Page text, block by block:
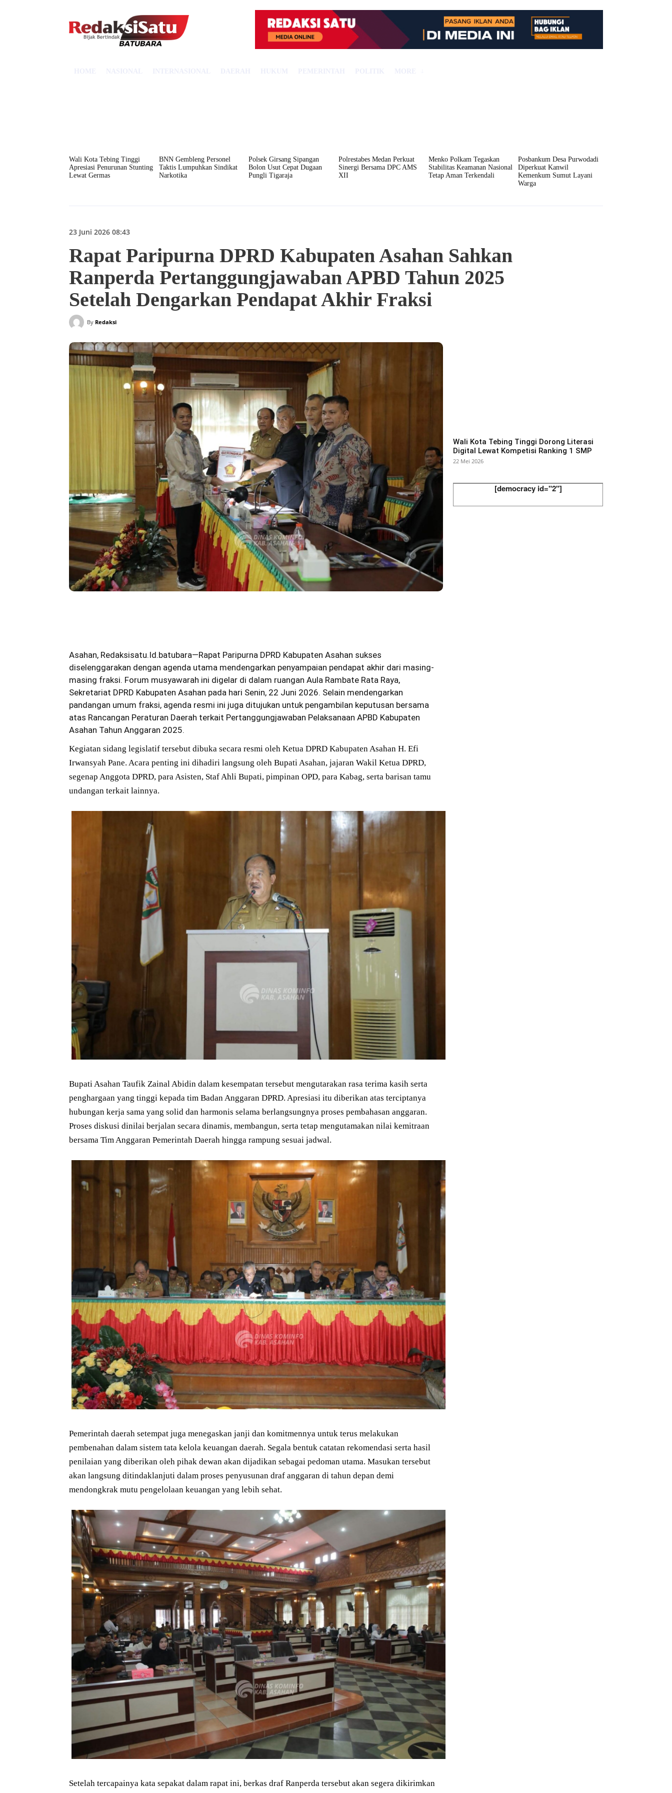
Wali Kota Tebing Tinggi
Apresiasi Penurunan Stunting
Lewat Germas
BNN Gembleng Personel
Taktis Lumpuhkan Sindikat
Narkotika
Polsek Girsang Sipangan
Bolon Usut Cepat Dugaan
Pungli Tigaraja
Polrestabes Medan Perkuat
Sinergi Bersama DPC AMS
XII
Menko Polkam Tegaskan
Stabilitas Keamanan Nasional
Tetap Aman Terkendali
Posbankum Desa Purwodadi
Diperkuat Kanwil
Kemenkum Sumut Layani
Warga
23 Juni 2026 08:43
Rapat Paripurna DPRD Kabupaten Asahan Sahkan
Ranperda Pertanggungjawaban APBD Tahun 2025
Setelah Dengarkan Pendapat Akhir Fraksi
By Redaksi
Asahan, Redaksisatu.Id.batubara—Rapat Paripurna DPRD Kabupaten Asahan sukses
diselenggarakan dengan agenda utama mendengarkan penyampaian pendapat akhir dari masing-
masing fraksi. Forum musyawarah ini digelar di dalam ruangan Aula Rambate Rata Raya,
Sekretariat DPRD Kabupaten Asahan pada hari Senin, 22 Juni 2026. Selain mendengarkan
pandangan umum fraksi, agenda resmi ini juga ditujukan untuk pengambilan keputusan bersama
atas Rancangan Peraturan Daerah terkait Pertanggungjawaban Pelaksanaan APBD Kabupaten
Asahan Tahun Anggaran 2025.
Kegiatan sidang legislatif tersebut dibuka secara resmi oleh Ketua DPRD Kabupaten Asahan H. Efi
Irwansyah Pane. Acara penting ini dihadiri langsung oleh Bupati Asahan, jajaran Wakil Ketua DPRD,
segenap Anggota DPRD, para Asisten, Staf Ahli Bupati, pimpinan OPD, para Kabag, serta barisan tamu
undangan terkait lainnya.
Bupati Asahan Taufik Zainal Abidin dalam kesempatan tersebut mengutarakan rasa terima kasih serta
penghargaan yang tinggi kepada tim Badan Anggaran DPRD. Apresiasi itu diberikan atas terciptanya
hubungan kerja sama yang solid dan harmonis selama berlangsungnya proses pembahasan anggaran.
Proses diskusi dinilai berjalan secara dinamis, membangun, serta tetap mengutamakan nilai kemitraan
bersama Tim Anggaran Pemerintah Daerah hingga rampung sesuai jadwal.
Pemerintah daerah setempat juga menegaskan janji dan komitmennya untuk terus melakukan
pembenahan dalam sistem tata kelola keuangan daerah. Segala bentuk catatan rekomendasi serta hasil
penilaian yang diberikan oleh pihak dewan akan dijadikan sebagai pedoman utama. Masukan tersebut
akan langsung ditindaklanjuti dalam proses penyusunan draf anggaran di tahun depan demi
mendongkrak mutu pengelolaan keuangan yang lebih sehat.
Setelah tercapainya kata sepakat dalam rapat ini, berkas draf Ranperda tersebut akan segera dikirimkan
Wali Kota Tebing Tinggi Dorong Literasi
Digital Lewat Kompetisi Ranking 1 SMP
22 Mei 2026
[democracy id="2"]